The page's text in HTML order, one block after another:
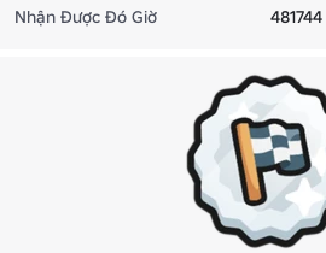
Nhận Được Đó Giờ
481744